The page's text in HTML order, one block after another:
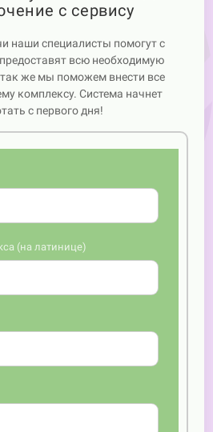
приложение для
правления. Мобильное
и Жильцов комплекса.
с сервису
наши специалисты помогут с
всю необходимую
же мы поможем внести все
комплексу. Система начнет
с первого дня!
(на латинице)